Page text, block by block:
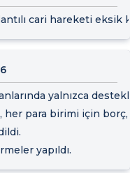
cari hareketi eksik
yalnızca
para birimi için borç,
yapıldı.